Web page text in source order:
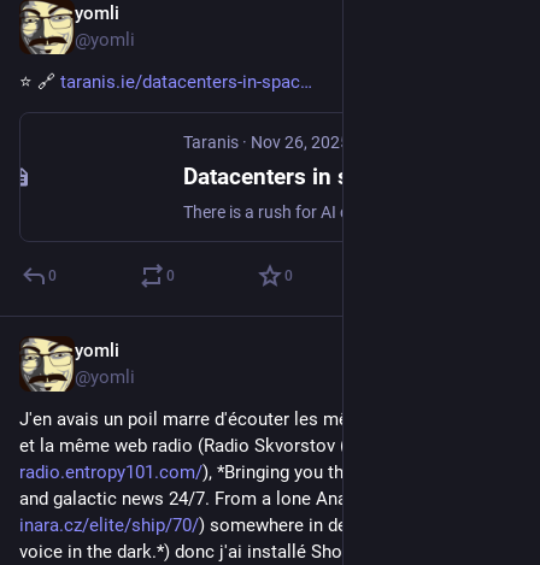
yomli
@yomli
⭐ 🔗 taranis.ie/datacenters-in-spac
Taranis · Nov 26, 2025
0 0 0
yomli
@yomli
J'en avais un poil marre d'écouter les mêmes playlists locales
et la même web radio (Radio Skvorstov (
radio.entropy101.com/), *Bringing you the best classic rock
and galactic news 24/7. From a lone Anaconda (
inara.cz/elite/ship/70/) somewhere in deep space, this is your
voice in the dark.*) donc j'ai installé Shortwave (